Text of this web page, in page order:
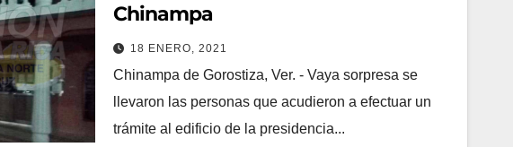
Chinampa
18 ENERO, 2021
Chinampa de Gorostiza, Ver. - Vaya sorpresa se
llevaron las personas que acudieron a efectuar un
trámite al edificio de la presidencia...